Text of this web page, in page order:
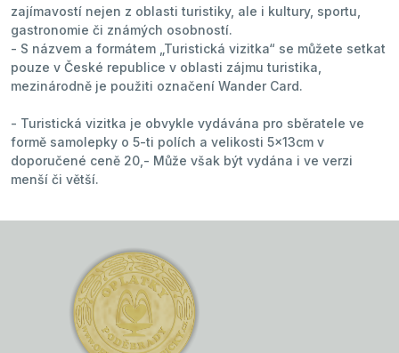
zajímavostí nejen z oblasti turistiky, ale i kultury, sportu,
gastronomie či známých osobností.
- S názvem a formátem „Turistická vizitka“ se můžete setkat
pouze v České republice v oblasti zájmu turistika,
mezinárodně je použiti označení Wander Card.
- Turistická vizitka je obvykle vydávána pro sběratele ve
formě samolepky o 5-ti polích a velikosti 5x13cm v
doporučené ceně 20,- Může však být vydána i ve verzi
menší či větší.